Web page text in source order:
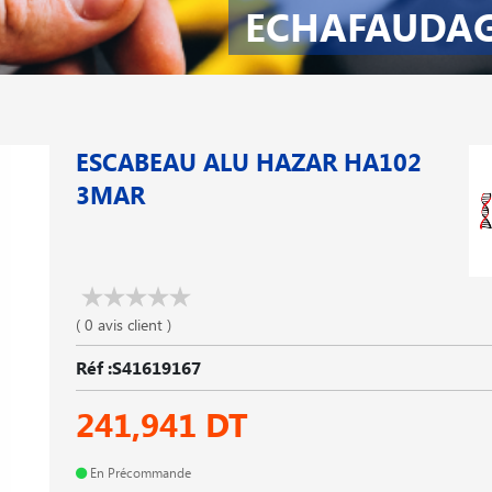
ESCABEAU ALU HAZAR HA102
3MAR
( 0 avis client )
Réf :S41619167
241,941 DT
En Précommande